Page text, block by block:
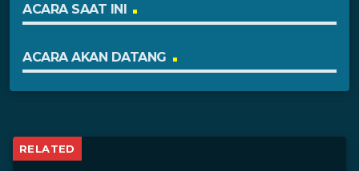
ACARA SAAT INI
ACARA AKAN DATANG
RELATED